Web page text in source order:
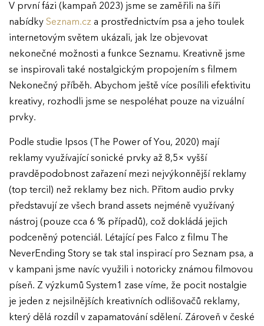
EFFIE 2026
V první fázi (kampaň 2023) jsme se zaměřili na šíři
nabídkySeznam.cza prostřednictvím psa a jeho toulek
internetovým světem ukázali, jak lze objevovat
nekonečné možnosti a funkce Seznamu. Kreativně jsme
se inspirovali také nostalgickým propojením s filmem
Nekonečný příběh. Abychom ještě více posílili efektivitu
kreativy, rozhodli jsme se nespoléhat pouze na vizuální
prvky.
Podle studie Ipsos (The Power of You, 2020) mají
reklamy využívající sonické prvky až 8,5× vyšší
pravděpodobnost zařazení mezi nejvýkonnější reklamy
(top tercil) než reklamy bez nich. Přitom audio prvky
představují ze všech brand assets nejméně využívaný
nástroj (pouze cca 6 % případů), což dokládá jejich
podceněný potenciál. Létající pes Falco z filmu The
NeverEnding Story se tak stal inspirací pro Seznam psa, a
v kampani jsme navíc využili i notoricky známou filmovou
píseň. Z výzkumů System1 zase víme, že pocit nostalgie
je jeden z nejsilnějších kreativních odlišovačů reklamy,
který dělá rozdíl v zapamatování sdělení. Zároveň v české